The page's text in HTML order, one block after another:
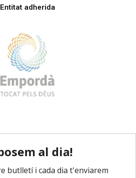
Entitat adherida